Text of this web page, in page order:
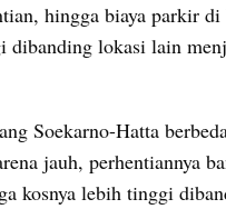
hingga biaya parkir di
dibanding lokasi lain
Soekarno-Hatta
jauh, perhentiannya
kosnya lebih tinggi